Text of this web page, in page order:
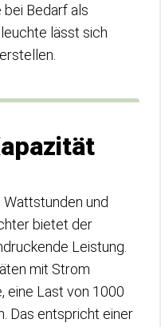
bei Bedarf als
lässt sich
und
bietet der
Leistung.
mit Strom
eine Last von 1000
Das entspricht einer